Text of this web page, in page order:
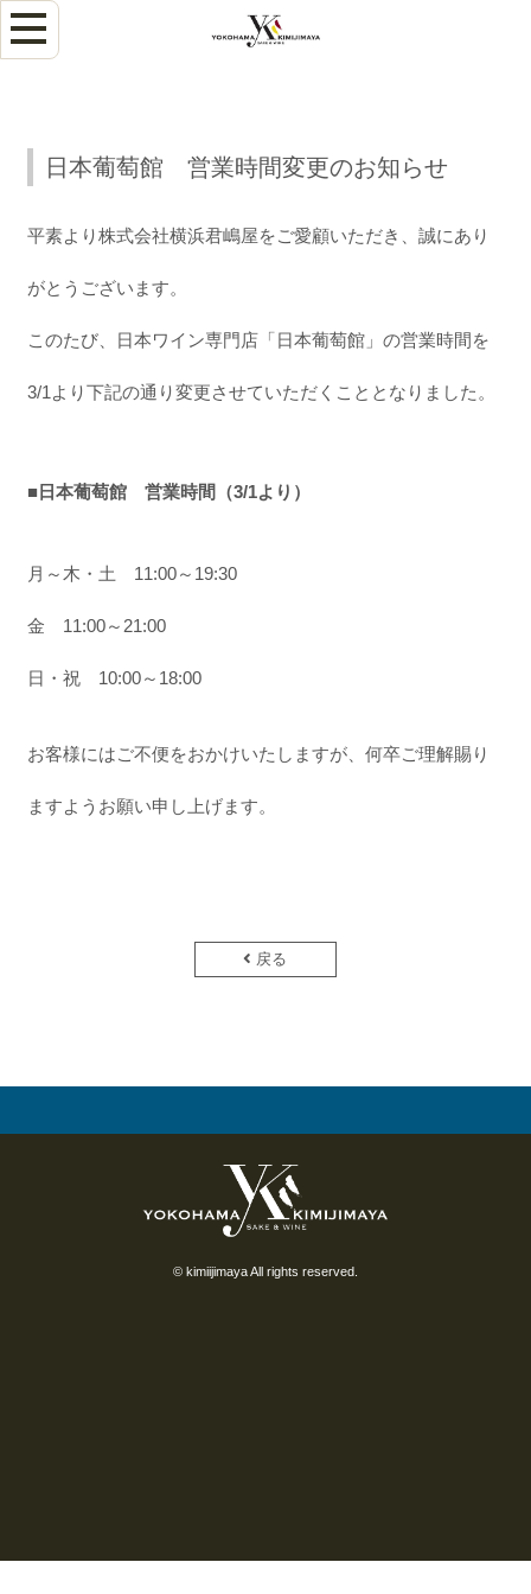
日本葡萄館 営業時間変更のお知らせ
平素より株式会社横浜君嶋屋をご愛顧いただき、誠にあり
がとうございます。
このたび、日本ワイン専門店「日本葡萄館」の営業時間を
3/1より下記の通り変更させていただくこととなりました。
■日本葡萄館 営業時間（3/1より）
月～木・土 11:00～19:30
金 11:00～21:00
日・祝 10:00～18:00
お客様にはご不便をおかけいたしますが、何卒ご理解賜り
ますようお願い申し上げます。
戻る
© kimiijimaya All rights reserved.